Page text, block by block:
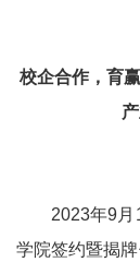
校企合作，育
2023年9月
学院签约暨揭